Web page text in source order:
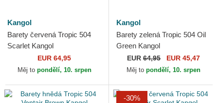
Kangol
Barety červená Tropic 504
Scarlet Kangol
EUR 64,95
Měj to pondělí, 10. srpen
Kangol
Barety zelená Tropic 504 Oil
Green Kangol
EUR 64,95 EUR 45,47
Měj to pondělí, 10. srpen
-30%